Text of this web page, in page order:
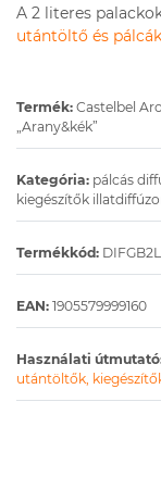
A 2 literes
utántöltő és pálcák
Termék: Castelbel
„Arany&kék”
Kategória: pálcás
kiegészítők
Termékkód: DIFGB2L
EAN: 1905579999160
Használati
utántöltők,